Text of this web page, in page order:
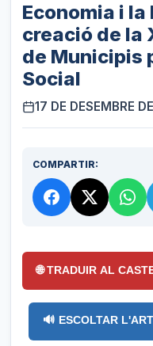
Economia i la
creació de la
de Municipis
Social
17 DE DESEMBRE
COMPARTIR:
🌐 TRADUIR AL
🔊 ESCOLTAR